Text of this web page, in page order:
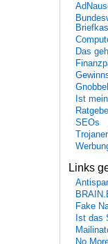
Das
Ist
SEOs
Links
Fake
Ist das
No